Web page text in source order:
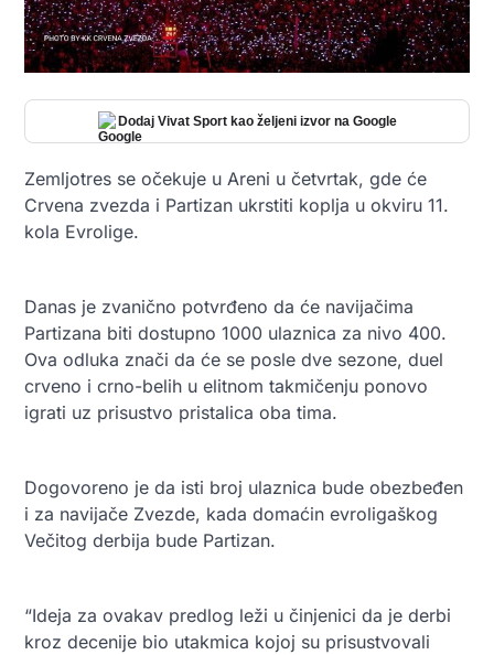
Dodaj Vivat Sport kao željeni izvor na Google
Zemljotres se očekuje u Areni u četvrtak, gde će
Crvena zvezda i Partizan ukrstiti koplja u okviru 11.
kola Evrolige.
Danas je zvanično potvrđeno da će navijačima
Partizana biti dostupno 1000 ulaznica za nivo 400.
Ova odluka znači da će se posle dve sezone, duel
crveno i crno-belih u elitnom takmičenju ponovo
igrati uz prisustvo pristalica oba tima.
Dogovoreno je da isti broj ulaznica bude obezbeđen
i za navijače Zvezde, kada domaćin evroligaškog
Večitog derbija bude Partizan.
“Ideja za ovakav predlog leži u činjenici da je derbi
kroz decenije bio utakmica kojoj su prisustvovali